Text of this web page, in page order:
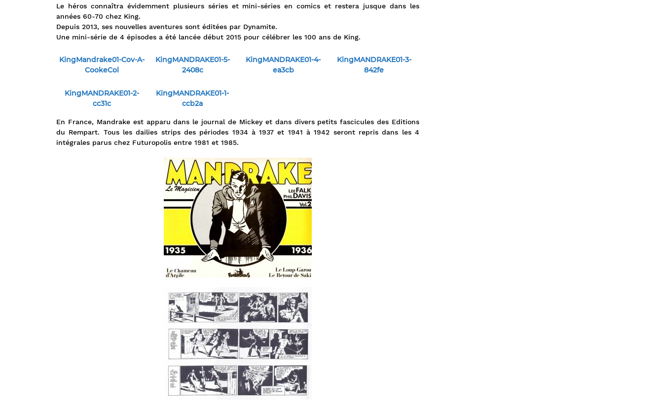
Le héros connaîtra évidemment plusieurs séries et mini-séries en comics et restera jusque dans les
années 60-70 chez King.
Depuis 2013, ses nouvelles aventures sont éditées par Dynamite.
Une mini-série de 4 épisodes a été lancée début 2015 pour célébrer les 100 ans de King.
KingMandrake01-Cov-A-
CookeCol
KingMANDRAKE01-5-
2408c
KingMANDRAKE01-4-
ea3cb
KingMANDRAKE01-3-
842fe
KingMANDRAKE01-2-
cc31c
KingMANDRAKE01-1-
ccb2a
En France, Mandrake est apparu dans le journal de Mickey et dans divers petits fascicules des Editions
du Rempart. Tous les dailies strips des périodes 1934 à 1937 et 1941 à 1942 seront repris dans les 4
intégrales parus chez Futuropolis entre 1981 et 1985.